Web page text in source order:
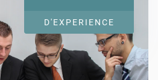
D'EXPERIENCE